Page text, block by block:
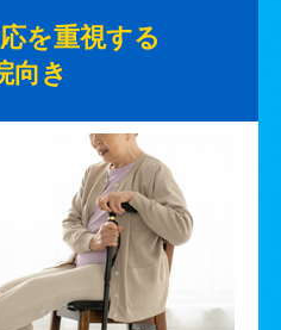
を重視する
向き